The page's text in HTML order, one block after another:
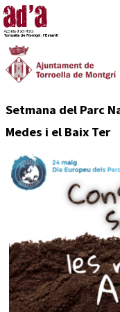
Setmana del Parc
Medes i el Baix Ter